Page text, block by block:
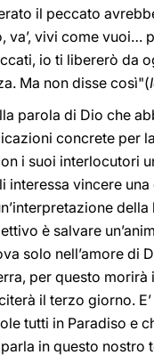
il peccato
va’, vivi come vuoi…
io ti libererò da
Ma non disse così"(
parola di Dio che
concrete per
i suoi interlocutori
interessa vincere una
della
è salvare
solo nell’amore di
per questo morirà
il terzo giorno.
tutti in Paradiso e
in questo nostro